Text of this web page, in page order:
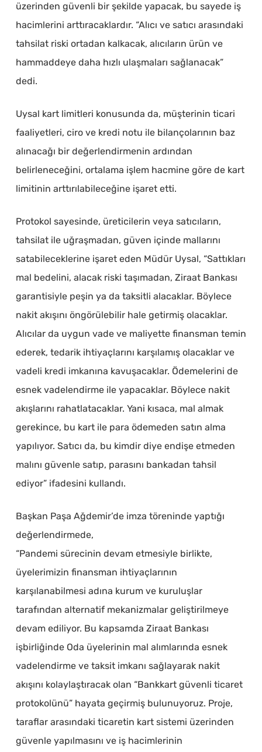
üzerinden güvenli bir şekilde yapacak, bu sayede iş
hacimlerini arttıracaklardır. “Alıcı ve satıcı arasındaki
tahsilat riski ortadan kalkacak, alıcıların ürün ve
hammaddeye daha hızlı ulaşmaları sağlanacak”
dedi.
Uysal kart limitleri konusunda da, müşterinin ticari
faaliyetleri, ciro ve kredi notu ile bilançolarının baz
alınacağı bir değerlendirmenin ardından
belirleneceğini, ortalama işlem hacmine göre de kart
limitinin arttırılabileceğine işaret etti.
Protokol sayesinde, üreticilerin veya satıcıların,
tahsilat ile uğraşmadan, güven içinde mallarını
satabileceklerine işaret eden Müdür Uysal, “Sattıkları
mal bedelini, alacak riski taşımadan, Ziraat Bankası
garantisiyle peşin ya da taksitli alacaklar. Böylece
nakit akışını öngörülebilir hale getirmiş olacaklar.
Alıcılar da uygun vade ve maliyette finansman temin
ederek, tedarik ihtiyaçlarını karşılamış olacaklar ve
vadeli kredi imkanına kavuşacaklar. Ödemelerini de
esnek vadelendirme ile yapacaklar. Böylece nakit
akışlarını rahatlatacaklar. Yani kısaca, mal almak
gerekince, bu kart ile para ödemeden satın alma
yapılıyor. Satıcı da, bu kimdir diye endişe etmeden
malını güvenle satıp, parasını bankadan tahsil
ediyor” ifadesini kullandı.
Başkan Paşa Ağdemir’de imza töreninde yaptığı
değerlendirmede,
“Pandemi sürecinin devam etmesiyle birlikte,
üyelerimizin finansman ihtiyaçlarının
karşılanabilmesi adına kurum ve kuruluşlar
tarafından alternatif mekanizmalar geliştirilmeye
devam ediliyor. Bu kapsamda Ziraat Bankası
işbirliğinde Oda üyelerinin mal alımlarında esnek
vadelendirme ve taksit imkanı sağlayarak nakit
akışını kolaylaştıracak olan “Bankkart güvenli ticaret
protokolünü” hayata geçirmiş bulunuyoruz. Proje,
taraflar arasındaki ticaretin kart sistemi üzerinden
güvenle yapılmasını ve iş hacimlerinin